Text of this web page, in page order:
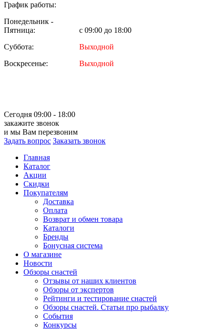
График работы:
Понедельник -
Пятница:
с 09:00 до 18:00
Суббота:
Выходной
Воскресенье:
Выходной
Сегодня 09:00 - 18:00
закажите звонок
и мы Вам перезвоним
Задать вопрос Заказать звонок
Главная
Каталог
Акции
Скидки
Покупателям
Доставка
Оплата
Возврат и обмен товара
Каталоги
Бренды
Бонусная система
О магазине
Новости
Обзоры снастей
Отзывы от наших клиентов
Обзоры от экспертов
Рейтинги и тестирование снастей
Обзоры снастей. Статьи про рыбалку
События
Конкурсы